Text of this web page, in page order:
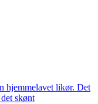
hjemmelavet likør. Det
skønt